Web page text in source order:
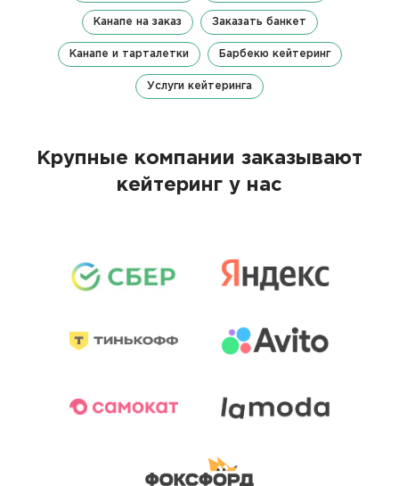
Канапе на заказ Заказать банкет
Канапе и тарталетки Барбекю кейтеринг
Услуги кейтеринга
Крупные компании заказывают
кейтеринг у нас